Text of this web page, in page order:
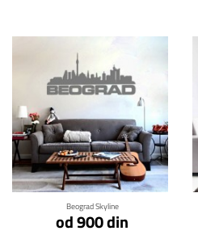
Beograd Skyline
od 900 din
Klikni za detalje